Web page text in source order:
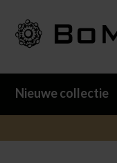
Nieuwe collectie